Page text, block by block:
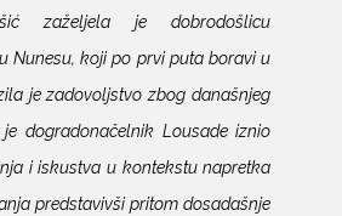
zaželjela je dobrodošlicu
Nunesu, koji po prvi puta boravi u
je zadovoljstvo zbog današnjeg
dogradonačelnik Lousade iznio
i iskustva u kontekstu napretka
predstavivši pritom dosadašnje